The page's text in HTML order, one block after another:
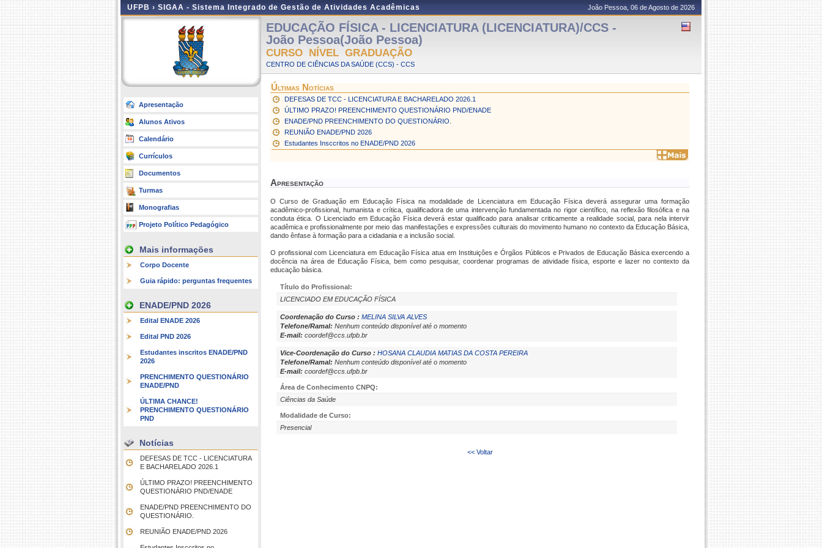
UFPB › SIGAA - Sistema Integrado de Gestão de Atividades Acadêmicas João Pessoa, 06 de Agosto de 2026
Apresentação
Alunos Ativos
Calendário
Currículos
Documentos
Turmas
Monografias
Projeto Político Pedagógico
Mais informações
Corpo Docente
Guia rápido: perguntas frequentes
ENADE/PND 2026
Edital ENADE 2026
Edital PND 2026
Estudantes inscritos ENADE/PND
2026
PRENCHIMENTO QUESTIONÁRIO
ENADE/PND
ÚLTIMA CHANCE!
PRENCHIMENTO QUESTIONÁRIO
PND
Notícias
DEFESAS DE TCC - LICENCIATURA
E BACHARELADO 2026.1
ÚLTIMO PRAZO! PREENCHIMENTO
QUESTIONÁRIO PND/ENADE
ENADE/PND PREENCHIMENTO DO
QUESTIONÁRIO.
REUNIÃO ENADE/PND 2026
EDUCAÇÃO FÍSICA - LICENCIATURA (LICENCIATURA)/CCS -
João Pessoa(João Pessoa)
CURSO NÍVEL GRADUAÇÃO
CENTRO DE CIÊNCIAS DA SAÚDE (CCS) - CCS
Últimas Notícias
DEFESAS DE TCC - LICENCIATURA E BACHARELADO 2026.1
ÚLTIMO PRAZO! PREENCHIMENTO QUESTIONÁRIO PND/ENADE
ENADE/PND PREENCHIMENTO DO QUESTIONÁRIO.
REUNIÃO ENADE/PND 2026
Estudantes Insccritos no ENADE/PND 2026
Apresentação
O Curso de Graduação em Educação Física na modalidade de Licenciatura em Educação Física deverá assegurar uma formação
acadêmico-profissional, humanista e crítica, qualificadora de uma intervenção fundamentada no rigor científico, na reflexão filosófica e na
conduta ética. O Licenciado em Educação Física deverá estar qualificado para analisar criticamente a realidade social, para nela intervir
acadêmica e profissionalmente por meio das manifestações e expressões culturais do movimento humano no contexto da Educação Básica,
dando ênfase à formação para a cidadania e a inclusão social.
O profissional com Licenciatura em Educação Física atua em Instituições e Órgãos Públicos e Privados de Educação Básica exercendo a
docência na área de Educação Física, bem como pesquisar, coordenar programas de atividade física, esporte e lazer no contexto da
educação básica.
Título do Profissional:
LICENCIADO EM EDUCAÇÃO FÍSICA
Coordenação do Curso : MELINA SILVA ALVES
Telefone/Ramal: Nenhum conteúdo disponível até o momento
E-mail: coordef@ccs.ufpb.br
Vice-Coordenação do Curso : HOSANA CLAUDIA MATIAS DA COSTA PEREIRA
Telefone/Ramal: Nenhum conteúdo disponível até o momento
E-mail: coordef@ccs.ufpb.br
Área de Conhecimento CNPQ:
Ciências da Saúde
Modalidade de Curso:
Presencial
<< Voltar